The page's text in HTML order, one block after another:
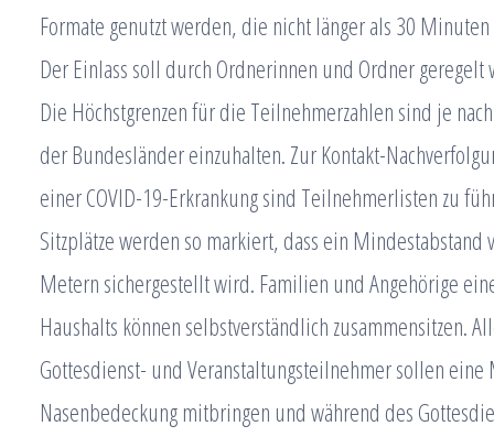
Formate genutzt werden, die nicht länger als 30
Der Einlass soll durch Ordnerinnen und Ordner geregelt
Die Höchstgrenzen für die Teilnehmerzahlen sind je
der Bundesländer einzuhalten. Zur Kontakt-
einer COVID-19-Erkrankung sind Teilnehmerlisten zu
Sitzplätze werden so markiert, dass ein Mindestabstand
Metern sichergestellt wird. Familien und Angehörige
Haushalts können selbstverständlich zusammensitzen.
Gottesdienst- und Veranstaltungsteilnehmer sollen
Nasenbedeckung mitbringen und während des